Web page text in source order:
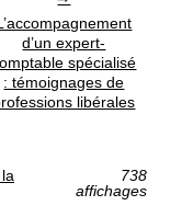
d’un expert-
spécialisé
: témoignages de
libérales
738
affichages